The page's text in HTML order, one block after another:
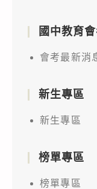
國中教育
會考最新消
新生專區
新生專區
榜單專區
榜單專區